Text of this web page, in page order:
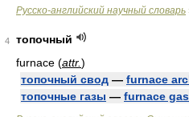
Русско-английский научный словарь
4
топочный
furnace (attr.)
топочный свод — furnace
топочные газы — furnace